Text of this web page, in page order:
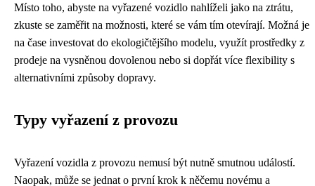
Místo toho, abyste na vyřazené vozidlo nahlíželi jako na ztrátu,
zkuste se zaměřit na možnosti, které se vám tím otevírají. Možná je
na čase investovat do ekologičtějšího modelu, využít prostředky z
prodeje na vysněnou dovolenou nebo si dopřát více flexibility s
alternativními způsoby dopravy.
Typy vyřazení z provozu
Vyřazení vozidla z provozu nemusí být nutně smutnou událostí.
Naopak, může se jednat o první krok k něčemu novému a